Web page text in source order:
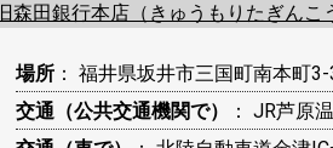
旧森田銀行本店（きゅうもりたぎんこ
場所 ： 福井県坂井市三国町南本町
交通（公共交通機関で）
： JR芦原